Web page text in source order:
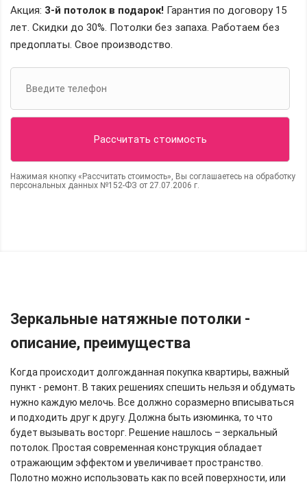
Акция: 3-й потолок в подарок! Гарантия по договору 15
лет. Скидки до 30%. Потолки без запаха. Работаем без
предоплаты. Свое производство.
Нажимая кнопку «Рассчитать стоимость», Вы соглашаетесь на обработку
персональных данных №152-ФЗ от 27.07.2006 г.
Зеркальные натяжные потолки -
описание, преимущества
Когда происходит долгожданная покупка квартиры, важный
пункт - ремонт. В таких решениях спешить нельзя и обдумать
нужно каждую мелочь. Все должно соразмерно вписываться
и подходить друг к другу. Должна быть изюминка, то что
будет вызывать восторг. Решение нашлось – зеркальный
потолок. Простая современная конструкция обладает
отражающим эффектом и увеличивает пространство.
Полотно можно использовать как по всей поверхности, или